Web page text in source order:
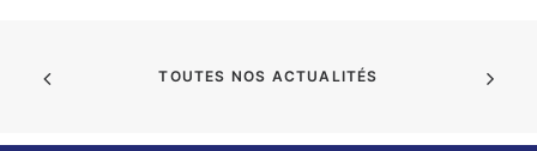
TOUTES NOS ACTUALITÉS